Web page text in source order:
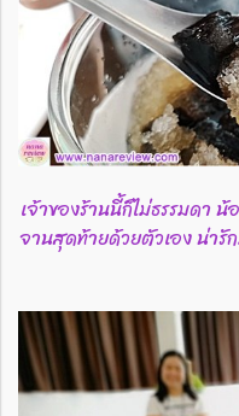
เจ้าของร้านนี้ก็ไม่ธรรมดา
จานสุดท้ายด้วยตัวเอง น่ารั